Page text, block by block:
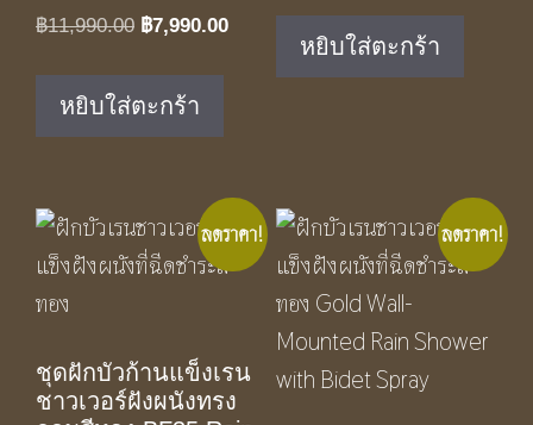
฿11,990.00 Original
฿11,990.00.
฿7,990.00Current
หยิบใส่ตะกร้า
฿2,090.00.
หยิบใส่ตะกร้า
ลดราคา!
ชุดฝักบัวก้านแข็งเรน
ชาวเวอร์ฝังผนังทรง
ลดราคา!